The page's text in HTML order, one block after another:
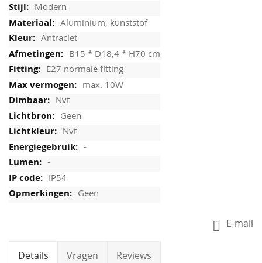
Modern
Aluminium, kunststof
Antraciet
B15 * D18,4 * H70 cm
E27 normale fitting
max. 10W
Nvt
Geen
Nvt
-
-
IP54
Geen
E-mail
Details Vragen Reviews